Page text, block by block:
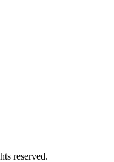
reserved.